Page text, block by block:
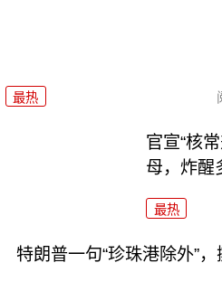
最热
官宣“核
母，炸醒
最热
特朗普一句“珍珠港除外”